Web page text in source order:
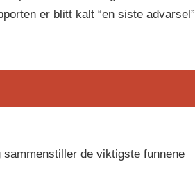
er blitt kalt “en siste advarsel”
de viktigste funnene